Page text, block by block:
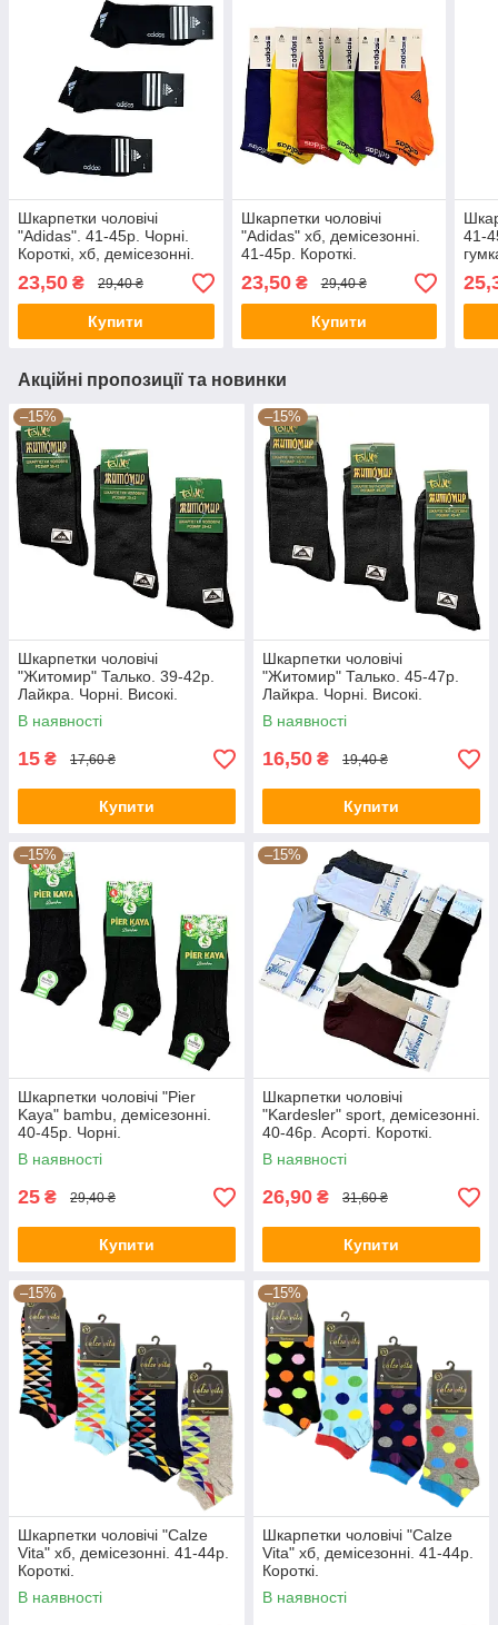
Шкарпетки чоловічі
"Adidas". 41-45р. Чорні.
Короткі, хб, демісезонні.
23,50 ₴ 29,40 ₴
Купити
Шкарпетки чоловічі
"Adidas" хб, демісезонні.
41-45р. Короткі.
23,50₴ 29,40 ₴
Купити
41-
Акційні пропозиції та новинки
–15%
Шкарпетки чоловічі
"Житомир" Талько. 39-42р.
Лайкра. Чорні. Високі.
Демісезонні.
В наявності
15 ₴ 17,60 ₴
Купити
–15%
Шкарпетки чоловічі
"Житомир" Талько. 45-47р.
Лайкра. Чорні. Високі.
Демісезонні.
В наявності
16,50 ₴ 19,40 ₴
Купити
–15%
Шкарпетки чоловічі "Pier
Kaya" bambu, демісезонні.
40-45р. Чорні.
В наявності
25 ₴ 29,40 ₴
Купити
–15%
Шкарпетки чоловічі
"Kardesler" sport, демісезонні.
40-46р. Асорті. Короткі.
В наявності
26,90 ₴ 31,60 ₴
Купити
–15%
Шкарпетки чоловічі "Calze
Vita" хб, демісезонні. 41-44р.
Короткі.
В наявності
–15%
Шкарпетки чоловічі "Calze
Vita" хб, демісезонні. 41-44р.
Короткі.
В наявності